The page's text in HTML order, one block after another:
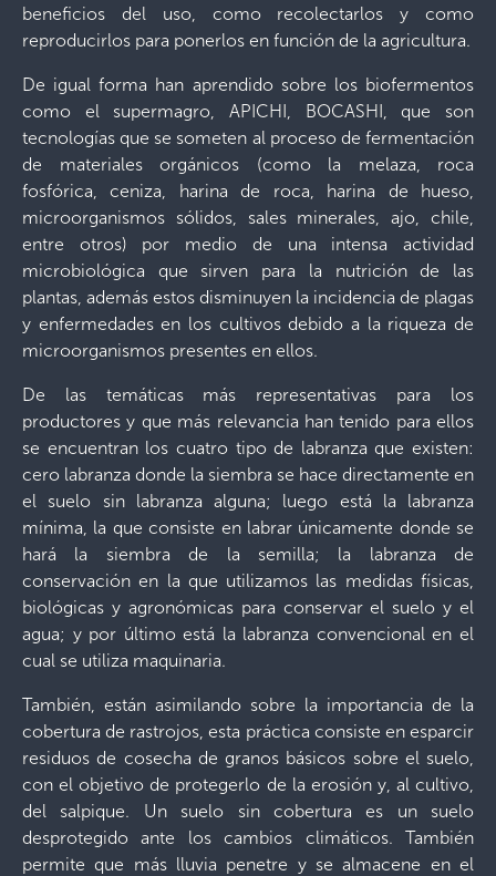
beneficios del uso, como recolectarlos y como
reproducirlos para ponerlos en función de la agricultura.
De igual forma han aprendido sobre los biofermentos
como el supermagro, APICHI, BOCASHI, que son
tecnologías que se someten al proceso de fermentación
de materiales orgánicos (como la melaza, roca
fosfórica, ceniza, harina de roca, harina de hueso,
microorganismos sólidos, sales minerales, ajo, chile,
entre otros) por medio de una intensa actividad
microbiológica que sirven para la nutrición de las
plantas, además estos disminuyen la incidencia de plagas
y enfermedades en los cultivos debido a la riqueza de
microorganismos presentes en ellos.
De las temáticas más representativas para los
productores y que más relevancia han tenido para ellos
se encuentran los cuatro tipo de labranza que existen:
cero labranza donde la siembra se hace directamente en
el suelo sin labranza alguna; luego está la labranza
mínima, la que consiste en labrar únicamente donde se
hará la siembra de la semilla; la labranza de
conservación en la que utilizamos las medidas físicas,
biológicas y agronómicas para conservar el suelo y el
agua; y por último está la labranza convencional en el
cual se utiliza maquinaria.
También, están asimilando sobre la importancia de la
cobertura de rastrojos, esta práctica consiste en esparcir
residuos de cosecha de granos básicos sobre el suelo,
con el objetivo de protegerlo de la erosión y, al cultivo,
del salpique. Un suelo sin cobertura es un suelo
desprotegido ante los cambios climáticos. También
permite que más lluvia penetre y se almacene en el